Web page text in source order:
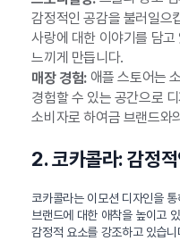
감정적인 공감을 불러일으
사랑에 대한 이야기를 담
느끼게 만듭니다.
매장 경험:애플 스토어는
경험할 수 있는 공간으로
소비자로 하여금 브랜드와
2. 코카콜라: 감정
코카콜라는 이모션 디자인을
브랜드에 대한 애착을 높이고
감정적 요소를 강조하고 있습니